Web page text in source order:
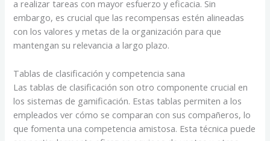
a realizar tareas con mayor esfuerzo y eficacia. Sin
embargo, es crucial que las recompensas estén alineadas
con los valores y metas de la organización para que
mantengan su relevancia a largo plazo.
Tablas de clasificación y competencia sana
Las tablas de clasificación son otro componente crucial en
los sistemas de gamificación. Estas tablas permiten a los
empleados ver cómo se comparan con sus compañeros, lo
que fomenta una competencia amistosa. Esta técnica puede